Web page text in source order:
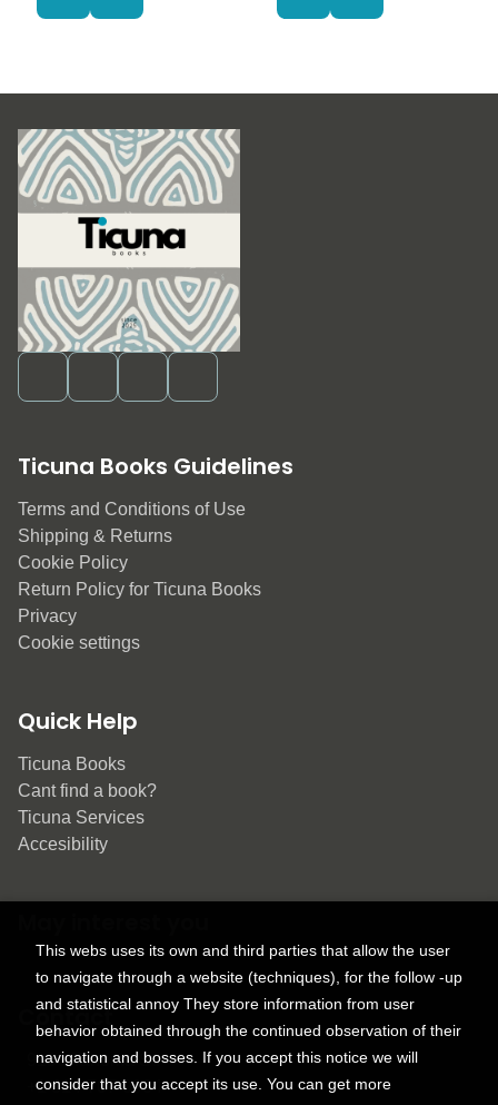
Ticuna Books Guidelines
Terms and Conditions of Use
Shipping & Returns
Cookie Policy
Return Policy for Ticuna Books
Privacy
Cookie settings
Quick Help
Ticuna Books
Cant find a book?
Ticuna Services
Accesibility
Contact
9150 Tahoma St.
+1 614-707-9934
This webs uses its own and third parties that allow the user
to navigate through a website (techniques), for the follow -up
and statistical annoy They store information from user
behavior obtained through the continued observation of their
navigation and bosses. If you accept this notice we will
consider that you accept its use. You can get more